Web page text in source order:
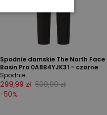
Spodnie damskie The North Face
Basin Pro 0A8B4YJK31 - czarne
Spodnie
299,99 zł 599,99 zł
-50%